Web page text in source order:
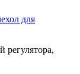
для
регулятора,